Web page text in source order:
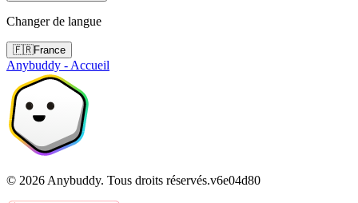
Changer de langue
🇫🇷France
Anybuddy - Accueil
© 2026 Anybuddy. Tous droits réservés.v6e04d80